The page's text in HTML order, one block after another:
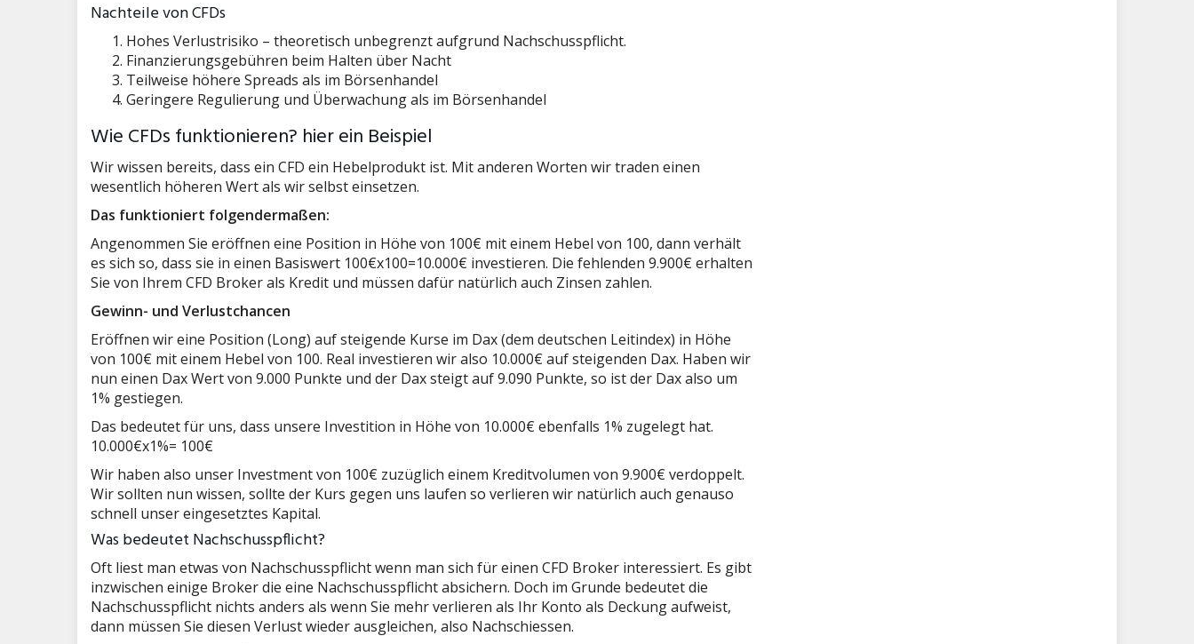
Nachteile von CFDs
Hohes Verlustrisiko – theoretisch unbegrenzt aufgrund Nachschusspflicht.
Finanzierungsgebühren beim Halten über Nacht
Teilweise höhere Spreads als im Börsenhandel
Geringere Regulierung und Überwachung als im Börsenhandel
Wie CFDs funktionieren? hier ein Beispiel
Wir wissen bereits, dass ein CFD ein Hebelprodukt ist. Mit anderen Worten wir traden einen
wesentlich höheren Wert als wir selbst einsetzen.
Das funktioniert folgendermaßen:
Angenommen Sie eröffnen eine Position in Höhe von 100€ mit einem Hebel von 100, dann verhält
es sich so, dass sie in einen Basiswert 100€x100=10.000€ investieren. Die fehlenden 9.900€ erhalten
Sie von Ihrem CFD Broker als Kredit und müssen dafür natürlich auch Zinsen zahlen.
Gewinn- und Verlustchancen
Eröffnen wir eine Position (Long) auf steigende Kurse im Dax (dem deutschen Leitindex) in Höhe
von 100€ mit einem Hebel von 100. Real investieren wir also 10.000€ auf steigenden Dax. Haben wir
nun einen Dax Wert von 9.000 Punkte und der Dax steigt auf 9.090 Punkte, so ist der Dax also um
1% gestiegen.
Das bedeutet für uns, dass unsere Investition in Höhe von 10.000€ ebenfalls 1% zugelegt hat.
10.000€x1%= 100€
Wir haben also unser Investment von 100€ zuzüglich einem Kreditvolumen von 9.900€ verdoppelt.
Wir sollten nun wissen, sollte der Kurs gegen uns laufen so verlieren wir natürlich auch genauso
schnell unser eingesetztes Kapital.
Was bedeutet Nachschusspflicht?
Oft liest man etwas von Nachschusspflicht wenn man sich für einen CFD Broker interessiert. Es gibt
inzwischen einige Broker die eine Nachschusspflicht absichern. Doch im Grunde bedeutet die
Nachschusspflicht nichts anders als wenn Sie mehr verlieren als Ihr Konto als Deckung aufweist,
dann müssen Sie diesen Verlust wieder ausgleichen, also Nachschiessen.